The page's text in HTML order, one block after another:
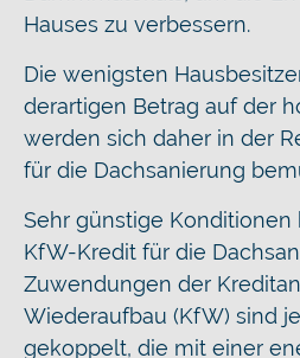
Hauses zu verbessern.
Die wenigsten
derartigen Betrag auf der
werden sich daher in der
für die Dachsanierung
Sehr günstige Konditionen
KfW-Kredit für die
Zuwendungen der
Wiederaufbau (KfW) sind
gekoppelt, die mit einer